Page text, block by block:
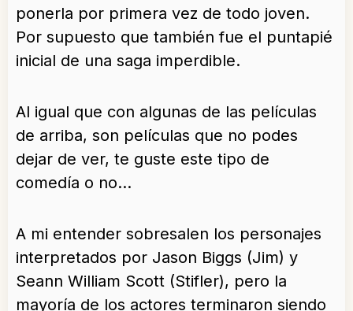
ponerla por primera vez de todo joven.
Por supuesto que también fue el puntapié
inicial de una saga imperdible.
Al igual que con algunas de las películas
de arriba, son películas que no podes
dejar de ver, te guste este tipo de
comedía o no…
A mi entender sobresalen los personajes
interpretados por Jason Biggs (Jim) y
Seann William Scott (Stifler), pero la
mayoría de los actores terminaron siendo